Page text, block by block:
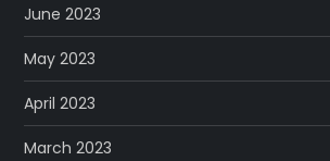
June 2023
May 2023
April 2023
March 2023